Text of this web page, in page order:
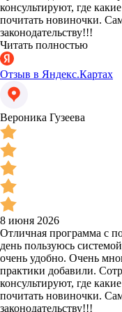
консультируют, где
почитать новиночки.
законодательству!!!
Читать полностью
Отзыв в Яндекс.Картах
Вероника Гузеева
8 июня 2026
Отличная программа с
день пользуюсь
очень удобно. Очень
практики добавили.
консультируют, где
почитать новиночки.
законодательству!!!